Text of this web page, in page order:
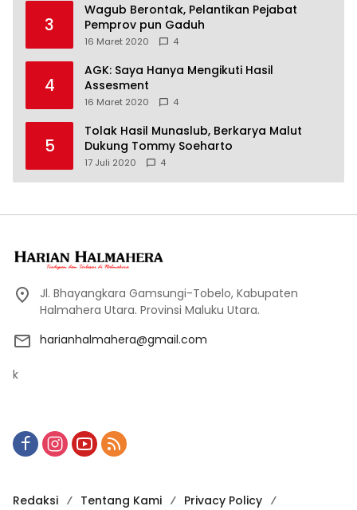
3
Wagub Berontak, Pelantikan Pejabat
Pemprov pun Gaduh
16 Maret 2020 4
4
AGK: Saya Hanya Mengikuti Hasil
Assesment
16 Maret 2020 4
5
Tolak Hasil Munaslub, Berkarya Malut
Dukung Tommy Soeharto
17 Juli 2020 4
Jl. Bhayangkara Gamsungi-Tobelo, Kabupaten
Halmahera Utara. Provinsi Maluku Utara.
harianhalmahera@gmail.com
k
Redaksi Tentang Kami Privacy Policy